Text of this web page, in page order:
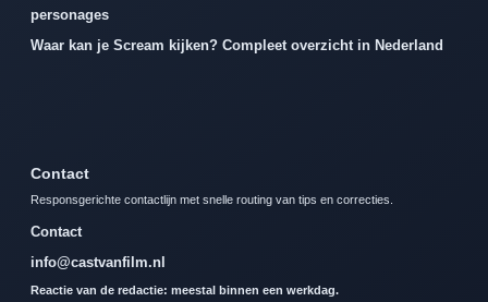
personages
Waar kan je Scream kijken? Compleet overzicht in Nederland
Contact
Responsgerichte contactlijn met snelle routing van tips en correcties.
Contact
info@castvanfilm.nl
Reactie van de redactie: meestal binnen een werkdag.